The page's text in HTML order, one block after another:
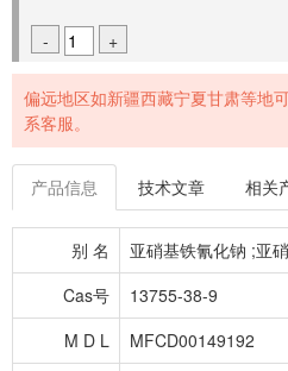
- +
偏远地区如新疆西藏宁夏甘肃等地
系客服。
产品信息 技术文章 相关
别 名
亚硝基铁氰化钠 ;亚
Cas号
13755-38-9
M D L
MFCD00149192